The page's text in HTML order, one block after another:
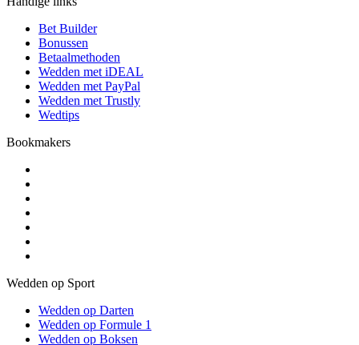
Bet Builder
Bonussen
Betaalmethoden
Wedden met iDEAL
Wedden met PayPal
Wedden met Trustly
Wedtips
Bookmakers
Wedden op Sport
Wedden op Darten
Wedden op Formule 1
Wedden op Boksen